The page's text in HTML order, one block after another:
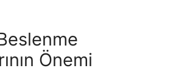
Önemi